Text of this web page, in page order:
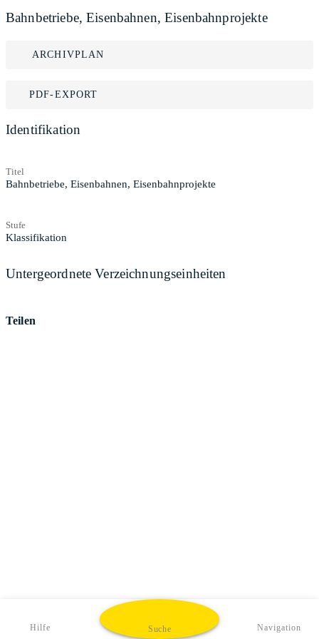
Bahnbetriebe, Eisenbahnen, Eisenbahnprojekte
ARCHIVPLAN
PDF-EXPORT
Identifikation
Titel
Bahnbetriebe, Eisenbahnen, Eisenbahnprojekte
Stufe
Klassifikation
Untergeordnete Verzeichnungseinheiten
Teilen
Hilfe Suche Navigation